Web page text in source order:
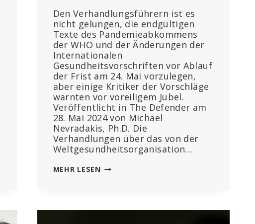
Den Verhandlungsführern ist es
nicht gelungen, die endgültigen
Texte des Pandemieabkommens
der WHO und der Änderungen der
Internationalen
Gesundheitsvorschriften vor Ablauf
der Frist am 24. Mai vorzulegen,
aber einige Kritiker der Vorschläge
warnten vor voreiligem Jubel.
Veröffentlicht in The Defender am
28. Mai 2024 von Michael
Nevradakis, Ph.D. Die
Verhandlungen über das von der
Weltgesundheitsorganisation…
MEHR LESENDER
WHO-